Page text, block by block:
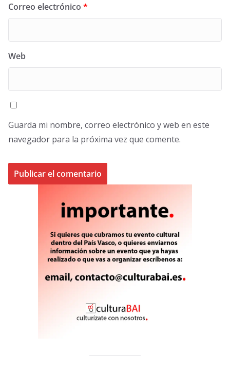
Correo electrónico *
Web
Guarda mi nombre, correo electrónico y web en este
navegador para la próxima vez que comente.